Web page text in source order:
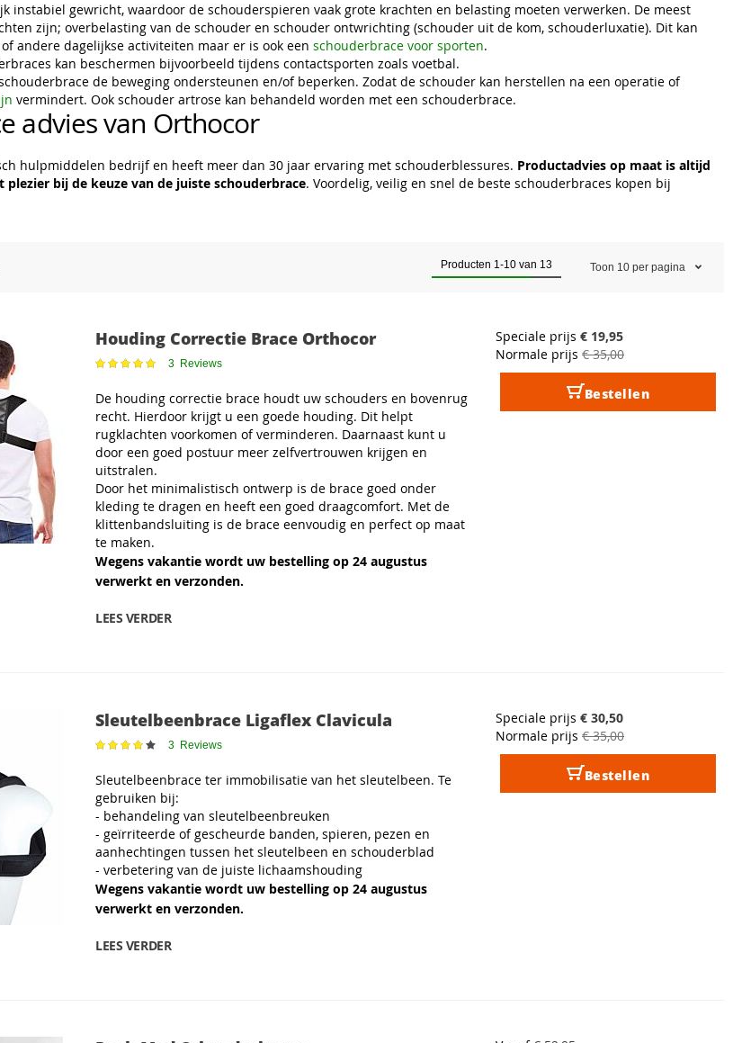
instabiel gewricht, waardoor de schouderspieren vaak grote krachten en belasting moeten verwerken. De meest
zijn; overbelasting van de schouder en schouder ontwrichting (schouder uit de kom, schouderluxatie). Dit kan
andere dagelijkse activiteiten maar er is ook een schouderbrace voor sporten.
kan beschermen bijvoorbeeld tijdens contactsporten zoals voetbal.
de beweging ondersteunen en/of beperken. Zodat de schouder kan herstellen na een operatie of
vermindert. Ook schouder artrose kan behandeld worden met een schouderbrace.
advies van Orthocor
hulpmiddelen bedrijf en heeft meer dan 30 jaar ervaring met schouderblessures. Productadvies op maat is altijd
bij de keuze van de juiste schouderbrace. Voordelig, veilig en snel de beste schouderbraces kopen bij
Producten 1-10 van 13 Toon 10 per pagina
Houding Correctie Brace Orthocor
Waardering:3 Reviews
De houding correctie brace houdt uw schouders en bovenrug
recht. Hierdoor krijgt u een goede houding. Dit helpt
rugklachten voorkomen of verminderen. Daarnaast kunt u
door een goed postuur meer zelfvertrouwen krijgen en
uitstralen.
Door het minimalistisch ontwerp is de brace goed onder
kleding te dragen en heeft een goed draagcomfort. Met de
klittenbandsluiting is de brace eenvoudig en perfect op maat
te maken.
Wegens vakantie wordt uw bestelling op 24 augustus
verwerkt en verzonden.
LEES VERDER
Speciale prijs € 19,95
Normale prijs € 35,00
Bestellen
Sleutelbeenbrace Ligaflex Clavicula
Waardering:3 Reviews
Sleutelbeenbrace ter immobilisatie van het sleutelbeen. Te
gebruiken bij:
- behandeling van sleutelbeenbreuken
- geïrriteerde of gescheurde banden, spieren, pezen en
aanhechtingen tussen het sleutelbeen en schouderblad
- verbetering van de juiste lichaamshouding
Wegens vakantie wordt uw bestelling op 24 augustus
verwerkt en verzonden.
LEES VERDER
Speciale prijs € 30,50
Normale prijs € 35,00
Bestellen